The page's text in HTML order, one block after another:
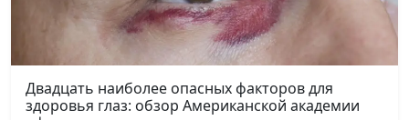
Двадцать наиболее опасных факторов для
здоровья глаз: обзор Американской академии